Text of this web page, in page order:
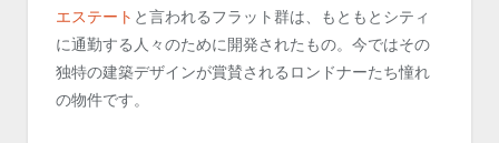
エステート と言われるフラット群は、もともとシティ
に通勤する人々のために開発されたもの。今ではその
独特の建築デザインが賞賛されるロンドナーたち憧れ
の物件です。